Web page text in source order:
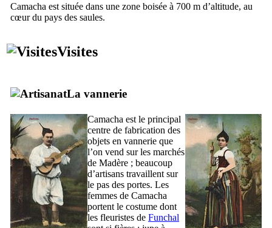
Camacha est située dans une zone boisée à 700 m d’altitude, au
cœur du pays des saules.
Visites
La vannerie
Camacha est le principal
centre de fabrication des
objets en vannerie que
l’on vend sur les marchés
de Madère ; beaucoup
d’artisans travaillent sur
le pas des portes. Les
femmes de Camacha
portent le costume dont
les fleuristes de Funchal